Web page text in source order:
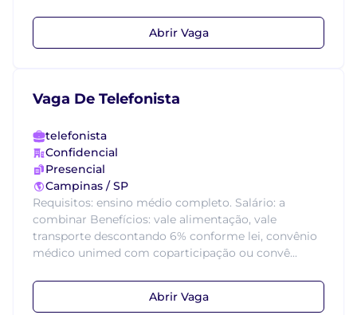
Abrir Vaga
Vaga De Telefonista
telefonista
Confidencial
Presencial
Campinas / SP
Requisitos: ensino médio completo. Salário: a
combinar Benefícios: vale alimentação, vale
transporte descontando 6% conforme lei, convênio
médico unimed com coparticipação ou convê...
Abrir Vaga